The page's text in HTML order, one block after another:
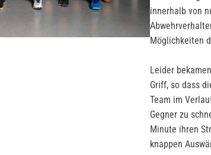
innerhalb von
Möglichkeiten
Leider
Griff, so dass
Team im
Gegner zu
Minute ihren
knappen